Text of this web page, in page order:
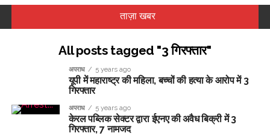
ताज़ा खबर
सोने और चांदी में उछाल, करीब 1.1 प्रतिशत तक बढ़े दाम ...
कच्चे तेल की कीमतों में गिरावट और बेहतर तिमाही नतीजों से घरेलू बाजार ने दर्ज
की लगातार दूसरी हफ्ते बढ़त, निवेशकों � ...
सोना इस हफ्ते 6 हजार रुपए से अधिक महंगा हुआ, चांदी 2.3 लाख के पार ...
All posts tagged "3 गिरफ्तार"
अपराध 5 years ago
यूपी में महाराष्ट्र की महिला, बच्चों की हत्या के आरोप में 3
गिरफ्तार
अपराध 5 years ago
केरल पब्लिक सेक्टर द्वारा ईएनए की अवैध बिक्री में 3
गिरफ्तार, 7 नामजद